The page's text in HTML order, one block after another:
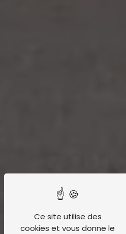
Ce site utilise des
cookies et vous donne le